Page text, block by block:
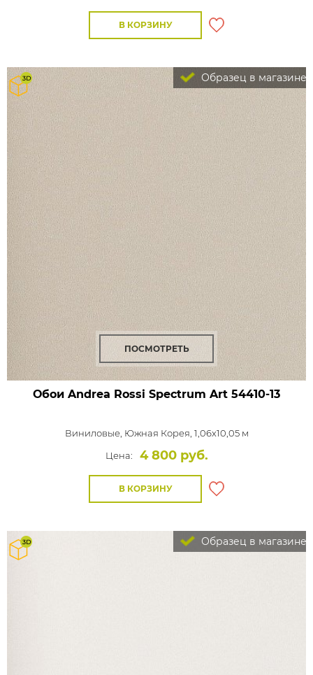
В КОРЗИНУ
Образец в магазине
ПОСМОТРЕТЬ
Обои Andrea Rossi Spectrum Art 54410-13
Виниловые, Южная Корея, 1,06x10,05 м
Цена:
4 800 руб.
В КОРЗИНУ
Образец в магазине